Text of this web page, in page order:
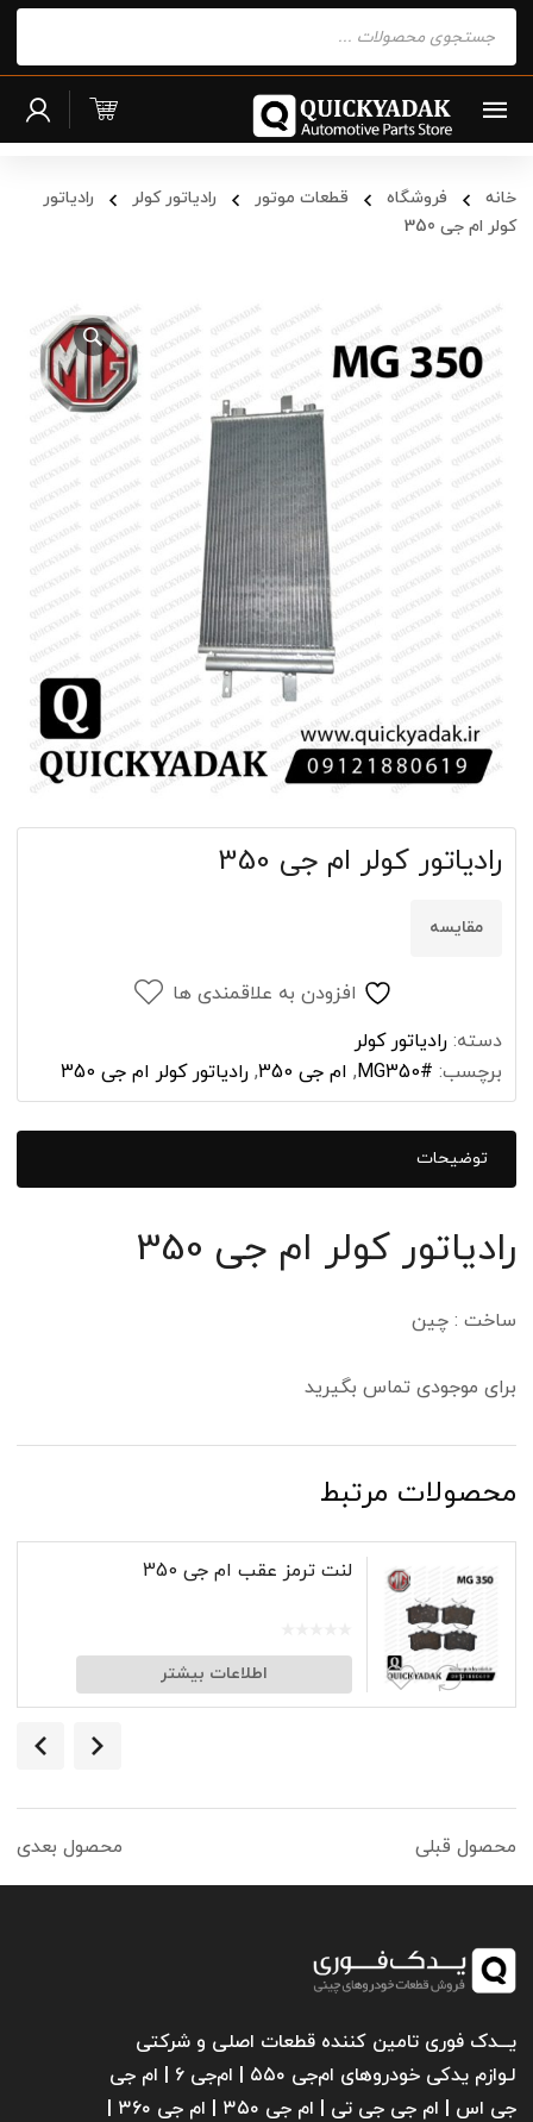
search
خانه فروشگاه قطعات موتور رادیاتور کولر
رادياتور
کولر ام جی 350
رادياتور کولر ام جی 350
مقایسه
افزودن به علاقمندی ها
دسته: رادیاتور کولر
برچسب: #MG350
, ام جی 350 , رادياتور کولر ام جی 350
توضیحات
رادياتور کولر ام جی 350
ساخت : چین
برای موجودی تماس بگیرید
محصولات مرتبط
لنت ترمز عقب ام جی 350
اطلاعات بیشتر
محصول قبلی محصول بعدی
یـــدک فوری تامین کننده قطعات اصلی و شرکتی
لـوازم یدکی خودروهای ام‌جی ۵۵۰ | ام‌جی ۶ | ام جی